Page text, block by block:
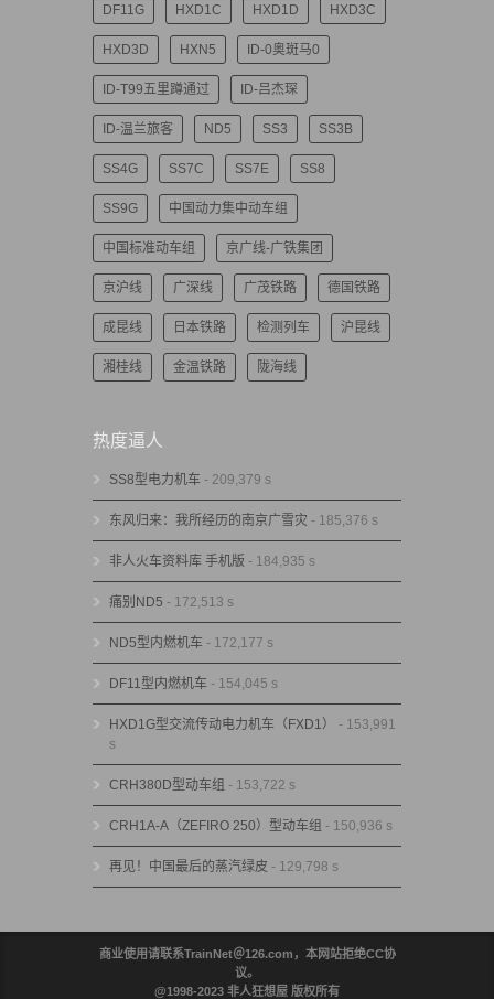
DF11G HXD1C HXD1D HXD3C
HXD3D HXN5 ID-0奥斑马0
ID-T99五里蹲通过 ID-吕杰琛
ID-温兰旅客 ND5 SS3 SS3B
SS4G SS7C SS7E SS8
SS9G 中国动力集中动车组
中国标准动车组 京广线-广铁集团
京沪线 广深线 广茂铁路 德国铁路
成昆线 日本铁路 检测列车 沪昆线
湘桂线 金温铁路 陇海线
热度逼人
SS8型电力机车 - 209,379 s
东风归来：我所经历的南京广雪灾 - 185,376 s
非人火车资料库 手机版 - 184,935 s
痛别ND5 - 172,513 s
ND5型内燃机车 - 172,177 s
DF11型内燃机车 - 154,045 s
HXD1G型交流传动电力机车（FXD1）
- 153,991
s
CRH380D型动车组 - 153,722 s
CRH1A-A（ZEFIRO 250）型动车组 - 150,936 s
再见！中国最后的蒸汽绿皮 - 129,798 s
商业使用请联系TrainNet＠126.com，本网站拒绝CC协
议。
@1998-2023 非人狂想屋 版权所有